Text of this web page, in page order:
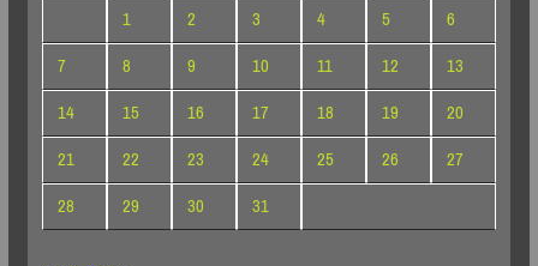
1
2 3 4 5
6
7
8 9 10 11 12
13
14
15 16 17 18 19
20
21
22 23 24 25 26
27
28
29 30
31